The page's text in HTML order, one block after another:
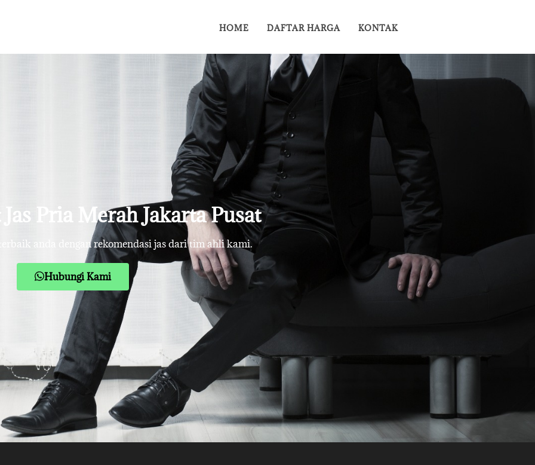
HOME DAFTAR HARGA KONTAK
Pria Merah Jakarta Pusat
anda dengan rekomendasi jas dari tim ahli kami.
Hubungi Kami